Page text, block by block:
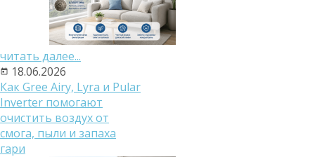
читать далее...
18.06.2026
Как Gree Airy, Lyra и Pular
Inverter помогают
очистить воздух от
смога, пыли и запаха
гари